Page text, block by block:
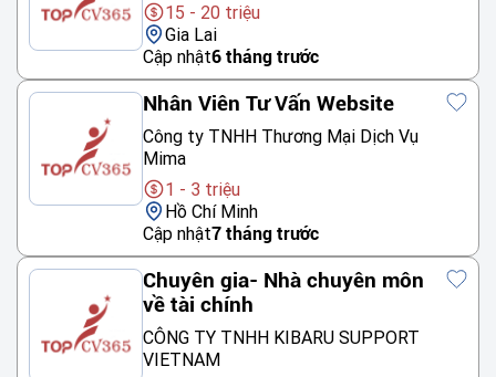
15 - 20 triệu
Gia Lai
Cập nhật6 tháng trước
Nhân Viên Tư Vấn Website
Công ty TNHH Thương Mại Dịch Vụ
Mima
1 - 3 triệu
Hồ Chí Minh
Cập nhật7 tháng trước
Chuyên gia- Nhà chuyên môn
về tài chính
CÔNG TY TNHH KIBARU SUPPORT
VIETNAM